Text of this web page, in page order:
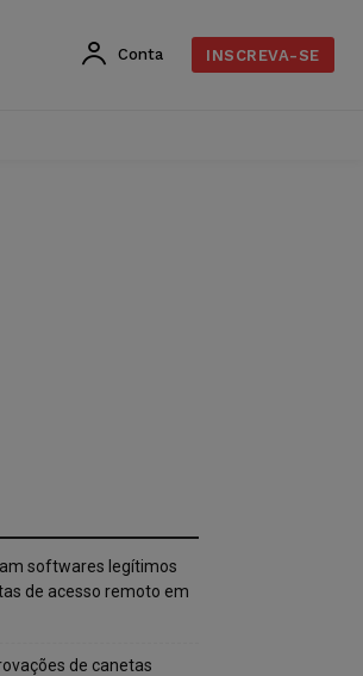
Conta INSCREVA-SE
softwares legítimos
de acesso remoto em
de canetas